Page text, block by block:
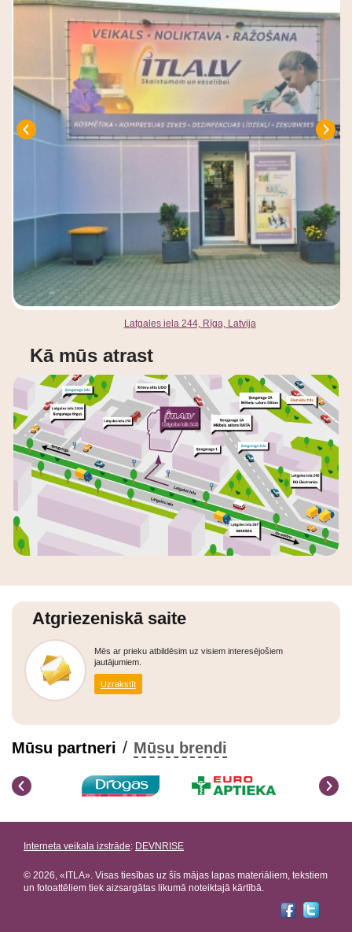
Latgales iela 244, Rīga, Latvija
Kā mūs atrast
Mūsu partneri / Mūsu brendi
Atgriezeniskā saite
Mēs ar prieku atbildēsim uz visiem interesējošiem
jautājumiem.
Uzrakstīt
Interneta veikala izstrāde: DEVNRISE
© 2026, «ITLA». Visas tiesības uz šīs mājas lapas materiāliem, tekstiem
un fotoattēliem tiek aizsargātas likumā noteiktajā kārtībā.